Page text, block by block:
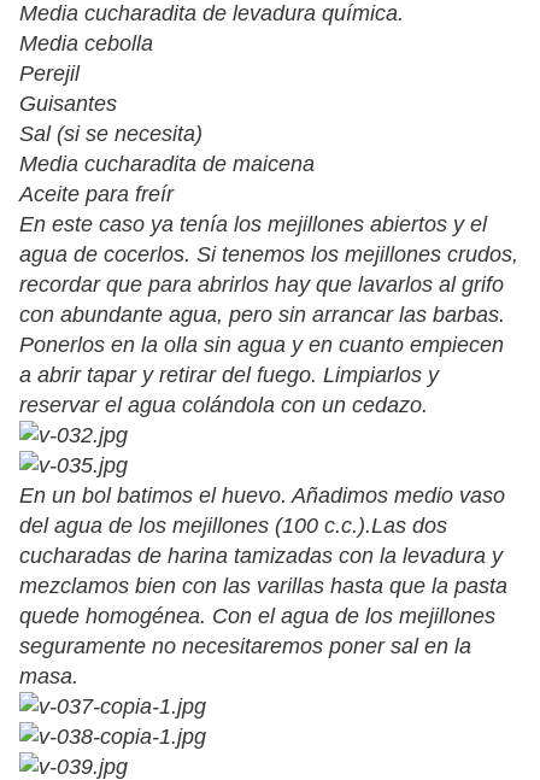
Media cucharadita de levadura química.
Media cebolla
Perejil
Guisantes
Sal (si se necesita)
Media cucharadita de maicena
Aceite para freír
En este caso ya tenía los mejillones abiertos y el
agua de cocerlos. Si tenemos los mejillones crudos,
recordar que para abrirlos hay que lavarlos al grifo
con abundante agua, pero sin arrancar las barbas.
Ponerlos en la olla sin agua y en cuanto empiecen
a abrir tapar y retirar del fuego. Limpiarlos y
reservar el agua colándola con un cedazo.
En un bol batimos el huevo. Añadimos medio vaso
del agua de los mejillones (100 c.c.).Las dos
cucharadas de harina tamizadas con la levadura y
mezclamos bien con las varillas hasta que la pasta
quede homogénea. Con el agua de los mejillones
seguramente no necesitaremos poner sal en la
masa.